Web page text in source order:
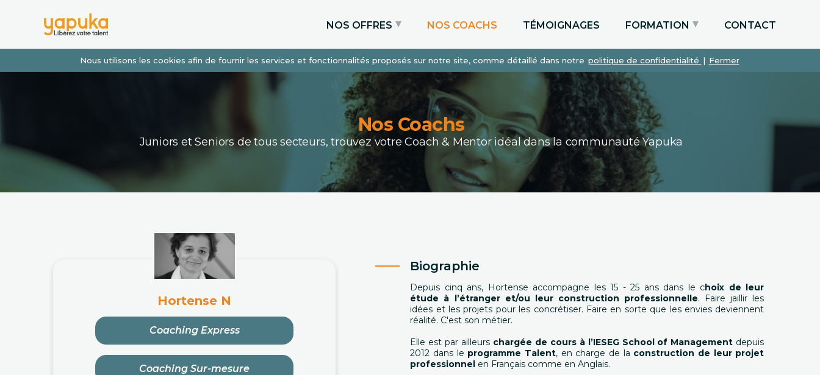
Nous utilisons les cookies afin de fournir les services et fonctionnalités proposés sur notre site, comme détaillé dans notre politique de confidentialité | Fermer
NOS OFFRES
Coaching Express
Coaching Admissions
Coaching Sur-mesure
NOS COACHS TÉMOIGNAGES FORMATION
Particuliers via le CPF
Etudiants
Entreprises
CONTACT
Nos Coachs
Juniors et Seniors de tous secteurs, trouvez votre Coach & Mentor idéal dans la communauté Yapuka
Hortense N
Coaching Express
Coaching Sur-mesure
Biographie
Depuis cinq ans, Hortense accompagne les 15 - 25 ans dans le choix de leur
étude à l’étranger et/ou leur construction professionnelle. Faire jaillir les
idées et les projets pour les concrétiser. Faire en sorte que les envies deviennent
réalité. C'est son métier.
Elle est par ailleurs chargée de cours à l’IESEG School of Management depuis
2012 dans le programme Talent, en charge de la construction de leur projet
professionnel en Français comme en Anglais.